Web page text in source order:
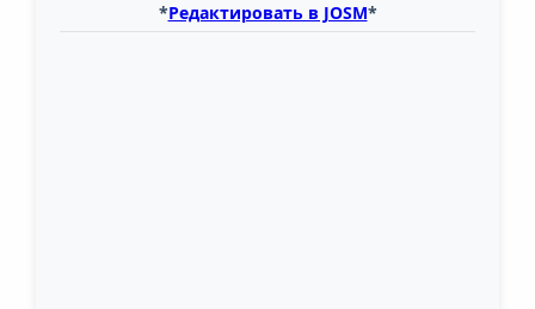
*Редактировать в JOSM*